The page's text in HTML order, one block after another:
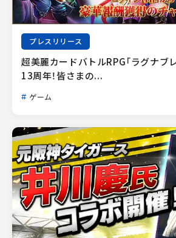
プレスリリース
超美麗カードバトルRPG「ラグナブ
13周年！皆さまの...
ゲーム